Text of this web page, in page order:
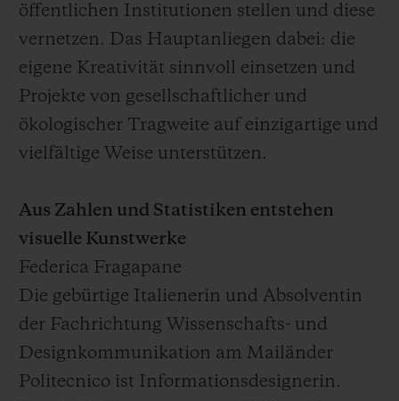
öffentlichen Institutionen stellen und diese
vernetzen. Das Hauptanliegen dabei: die
eigene Kreativität sinnvoll einsetzen und
Projekte von gesellschaftlicher und
ökologischer Tragweite auf einzigartige und
vielfältige Weise unterstützen.
Aus Zahlen und Statistiken entstehen
visuelle Kunstwerke
Federica Fragapane
Die gebürtige Italienerin und Absolventin
der Fachrichtung Wissenschafts- und
Designkommunikation am Mailänder
Politecnico ist Informationsdesignerin.